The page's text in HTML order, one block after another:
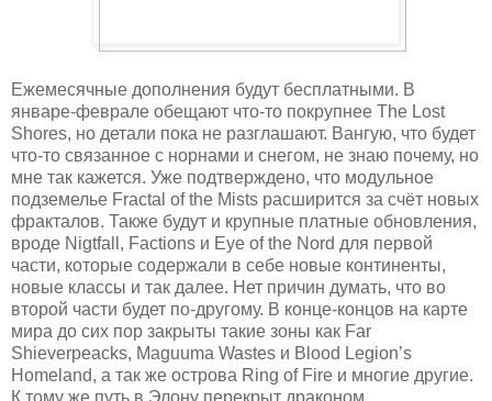
Ежемесячные дополнения будут бесплатными. В
январе-феврале обещают что-то покрупнее The Lost
Shores, но детали пока не разглашают. Вангую, что будет
что-то связанное с норнами и снегом, не знаю почему, но
мне так кажется. Уже подтверждено, что модульное
подземелье Fractal of the Mists расширится за счёт новых
фракталов. Также будут и крупные платные обновления,
вроде Nigtfall, Factions и Eye of the Nord для первой
части, которые содержали в себе новые континенты,
новые классы и так далее. Нет причин думать, что во
второй части будет по-другому. В конце-концов на карте
мира до сих пор закрыты такие зоны как Far
Shieverpeacks, Maguuma Wastes и Blood Legion’s
Homeland, а так же острова Ring of Fire и многие другие.
К тому же путь в Элону перекрыт драконом